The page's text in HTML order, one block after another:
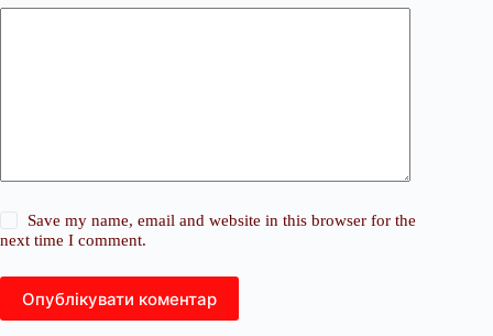
Save my name, email and website in this browser for the
next time I comment.
Опублікувати коментар